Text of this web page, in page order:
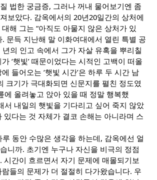
법한 궁금증, 그러나 꺼내 물어보기엔 좀
보았다. 감옥에서의 20년20일간의 상처에
해 그는 “아직도 아물지 않은 상처가 있
. 문득 지난해 말 이화여대에서 열린 특별 공
의 인고 속에서 그가 자살 유혹을 뿌리칠
‘햇빛’ 때문이었다는 시적인 고백이 떠올
들어오는 ‘햇빛 시간’은 하루 두 시간 남
크기가 극대화되면 신문지를 펼친 정도였
에 올려놓고 앉아 있을 때 정말 행복했
서 내일의 햇빛을 기다리고 싶어 죽지 않았
있다는 것 자체가 결코 손해는 아니라며 스
루 동안 수많은 생각을 하는데, 감옥에선 얼
니까. 초기엔 누구나 자신을 비극의 정점
시간이 흐르면서 자기 문제에 매몰되기보
들의 문제가 더 절절히 다가왔습니다. 우